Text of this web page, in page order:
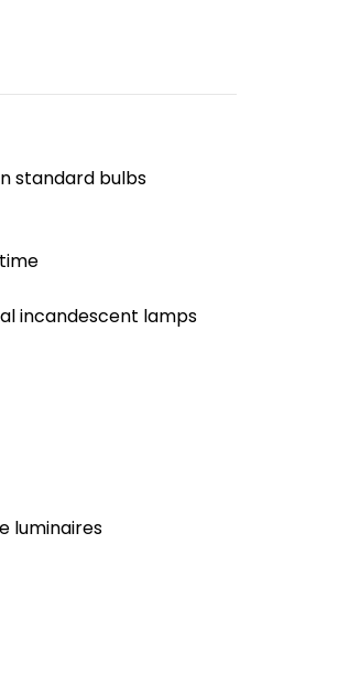
standard bulbs
incandescent lamps
luminaires